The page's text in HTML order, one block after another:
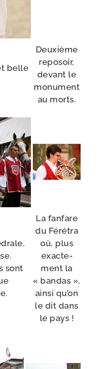
belle
Deuxième
repo­soir,
devant le
monu­ment
au morts.
sont
La fan­fare
du Férétra
où, plus
exac­te­
ment la
« bandas »,
ain­si qu’on
le dit dans
le pays !